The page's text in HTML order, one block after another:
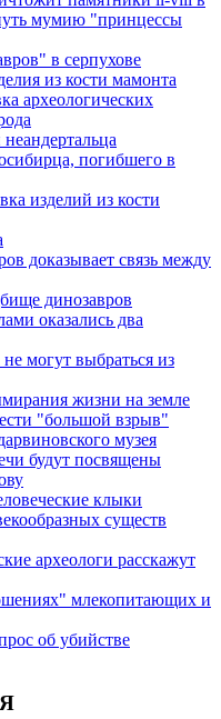
мумию "принцессы
в серпухове
из кости мамонта
археологических
погибшего в
изделий из кости
доказывает связь между
динозавров
оказались два
могут выбраться из
жизни на земле
"большой взрыв"
музея
будут посвящены
клыки
существ
археологи расскажут
млекопитающих и
об убийстве